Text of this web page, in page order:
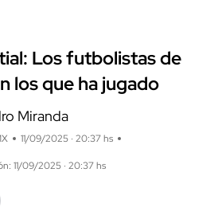
Los futbolistas de
los que ha jugado
Miranda
11/09/2025 · 20:37 hs
11/09/2025 · 20:37 hs